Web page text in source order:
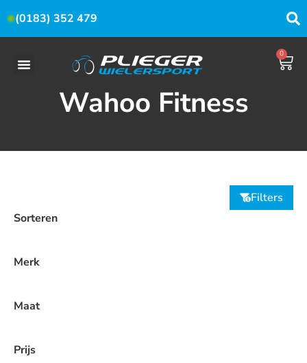
(0183) 352 479
0
Wahoo Fitness
Filters
Sorteren
Merk
Maat
Prijs